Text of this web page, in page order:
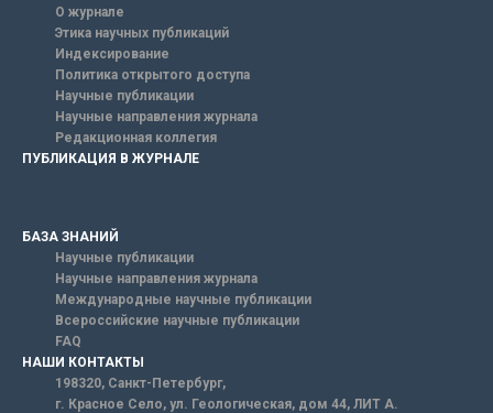
О журнале
Этика научных публикаций
Индексирование
Политика открытого доступа
Научные публикации
Научные направления журнала
Редакционная коллегия
ПУБЛИКАЦИЯ В ЖУРНАЛЕ
БАЗА ЗНАНИЙ
Научные публикации
Научные направления журнала
Международные научные публикации
Всероссийские научные публикации
FAQ
НАШИ КОНТАКТЫ
198320, Санкт-Петербург,
г. Красное Село, ул. Геологическая, дом 44, ЛИТ А.